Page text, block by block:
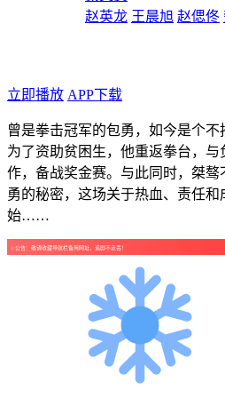
赵英龙 王晨旭 赵偲佟
立即播放 APP下载
曾是拳击冠军的包勇，如今是个不
为了资助贫困生，他重返拳台，
作，备战奖金赛。与此同时，桀
勇的秘密，这场关于热血、责任
始……
☺公告：敬请收藏导航栏备用网址，追剧不走丢！